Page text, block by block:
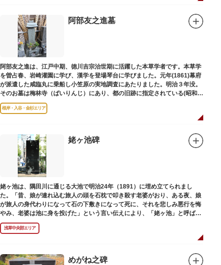
阿部友之進墓
阿部友之進は、江戸中期、徳川吉宗治世期に活躍した本草学者です。本草学
を曽占春、岩崎灌園に学び、漢学を登場琴台に学びました。元年(1861)幕府
が派遣した咸臨丸に乗船し小笠原の実地調査にあたりました。明治３年没。
そのお墓は梅林寺（ばいりんじ）にあり、都の旧跡に指定されている(昭和３
年指定)。
根岸・入谷・金杉エリア
姥ヶ池碑
姥ヶ池は、隅田川に通じる大池で明治24年（1891）に埋め立てられまし
た。「昔、娘が連れ込む旅人の頭を石枕で叩き殺す老婆がおり、ある夜、娘
が旅人の身代わりになって石の下敷きになって死に、それを悲しみ悪行を悔
やみ、老婆は池に身を投げた」という言い伝えにより、「姥ヶ池」と呼ばれ
ていました。その碑は花川戸公園内にあります。
浅草中央部エリア
めがね之碑